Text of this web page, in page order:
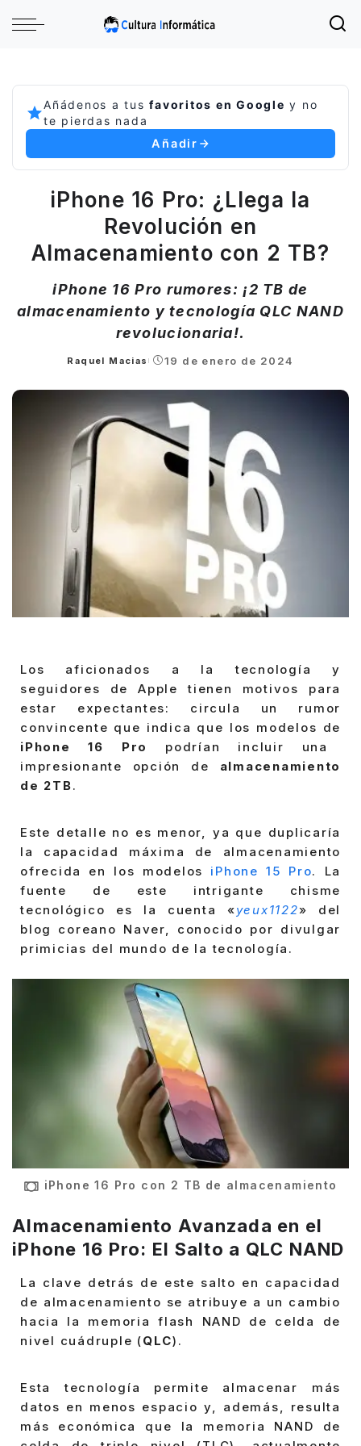
Añádenos a tusfavoritos en Google y no
te pierdas nada
Añadir
iPhone 16 Pro: ¿Llega la
Revolución en
Almacenamiento con 2 TB?
iPhone 16 Pro rumores: ¡2 TB de
almacenamiento y tecnología QLC NAND
revolucionaria!.
Posted
Raquel Macias 19 de enero de 2024
Los aficionados a la tecnología y
seguidores de Apple tienen motivos para
estar expectantes: circula un rumor
convincente que indica que los modelos de
iPhone 16 Pro
podrían incluir una
impresionante opción de almacenamiento
de 2TB.
Este detalle no es menor, ya que duplicaría
la capacidad máxima de almacenamiento
ofrecida en los modelos iPhone 15 Pro. La
fuente de este intrigante chisme
tecnológico es la cuenta «yeux1122» del
blog coreano Naver, conocido por divulgar
primicias del mundo de la tecnología.
iPhone 16 Pro con 2 TB de almacenamiento
Almacenamiento Avanzada en el
iPhone 16 Pro: El Salto a QLC NAND
La clave detrás de este salto en capacidad
de almacenamiento se atribuye a un cambio
hacia la memoria flash NAND de celda de
nivel cuádruple (QLC).
Esta tecnología permite almacenar más
datos en menos espacio y, además, resulta
más económica que la memoria NAND de